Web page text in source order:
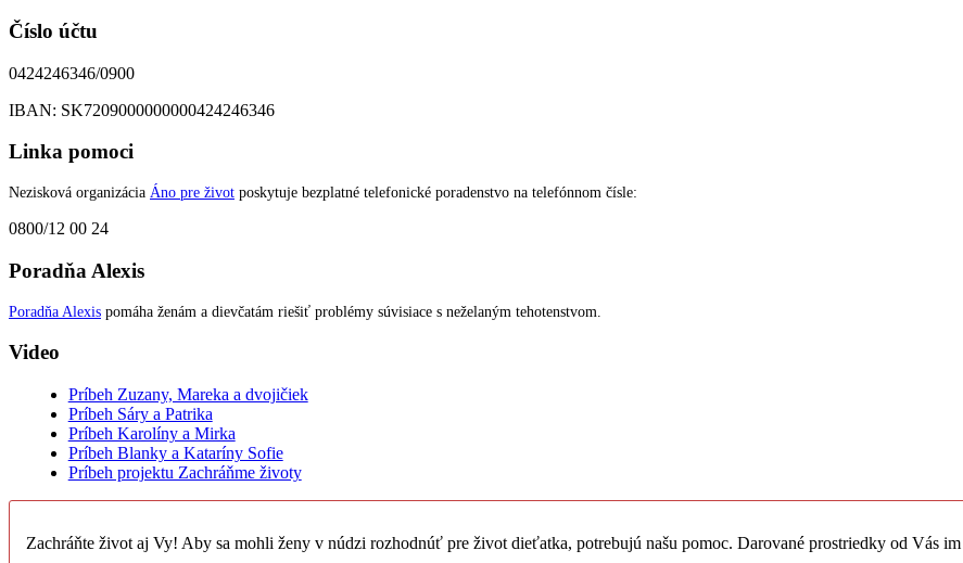
Číslo účtu
0424246346/0900
IBAN: SK7209000000000424246346
Linka pomoci
Nezisková organizácia Áno pre život poskytuje bezplatné telefonické poradenstvo na telefónnom čísle:
0800/12 00 24
Poradňa Alexis
Poradňa Alexis pomáha ženám a dievčatám riešiť problémy súvisiace s neželaným tehotenstvom.
Video
Príbeh Zuzany, Mareka a dvojičiek
Príbeh Sáry a Patrika
Príbeh Karolíny a Mirka
Príbeh Blanky a Kataríny Sofie
Príbeh projektu Zachráňme životy